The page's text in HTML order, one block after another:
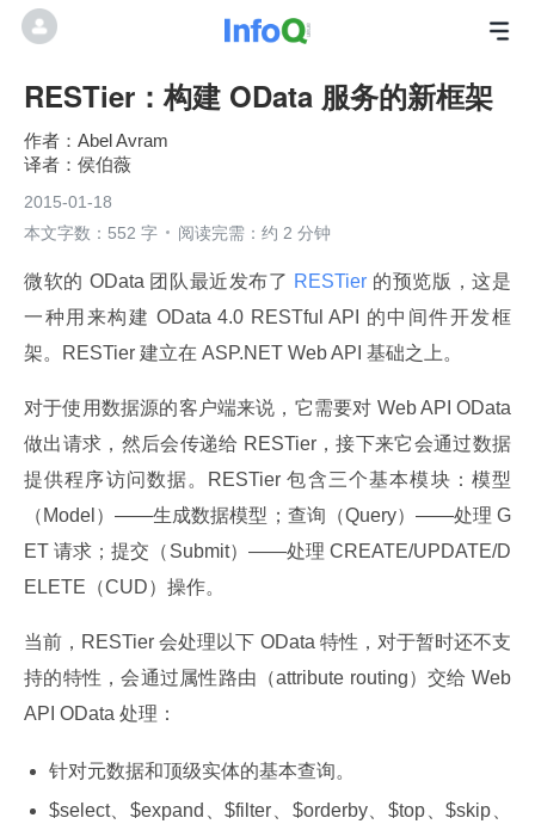
RESTier：构建 OData 服务的新框架
Abel Avram
侯伯薇
2015-01-18
本文字数：552 字
阅读完需：约 2 分钟
微软的 OData 团队最近发布了 RESTier 的预览版，这是
一种用来构建 OData 4.0 RESTful API 的中间件开发框
架。RESTier 建立在 ASP.NET Web API 基础之上。
对于使用数据源的客户端来说，它需要对 Web API OData
做出请求，然后会传递给 RESTier，接下来它会通过数据
提供程序访问数据。RESTier 包含三个基本模块：模型
（Model）——生成数据模型；查询（Query）——处理 G
ET 请求；提交（Submit）——处理 CREATE/UPDATE/D
ELETE（CUD）操作。
当前，RESTier 会处理以下 OData 特性，对于暂时还不支
持的特性，会通过属性路由（attribute routing）交给 Web
API OData 处理：
针对元数据和顶级实体的基本查询。
$select、$expand、$filter、$orderby、$top、$skip、